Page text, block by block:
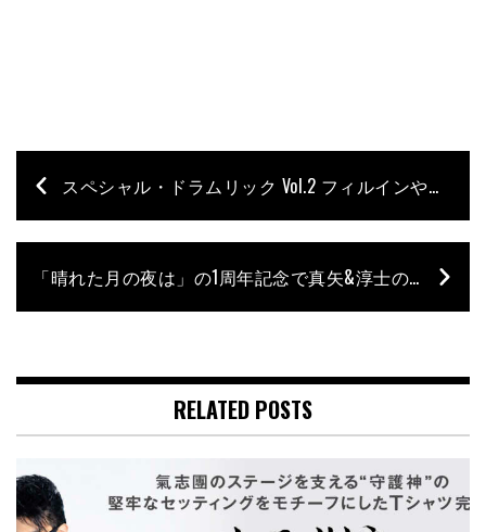
スペシャル・ドラムリック Vol.2 フィルインやソロのアイディア〜Ultimate Drum Technique #30
「晴れた月の夜は」の1周年記念で真矢&淳士の師弟共演が実現！
RELATED POSTS